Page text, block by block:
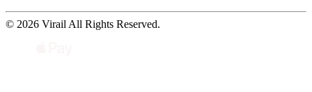
© 2026 Virail All Rights Reserved.